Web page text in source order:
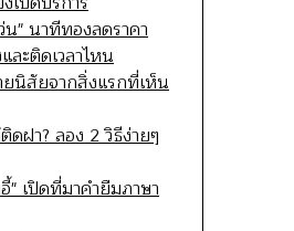
น" นาทีทองลดราคา
ละติดเวลาไหน
นิสัยจากสิ่งแรกที่เห็น
ดฝา? ลอง 2 วิธีง่ายๆ
" เปิดที่มาคำยืมภาษา